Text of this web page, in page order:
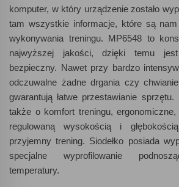
komputer, w który urządzenie zostało
tam wszystkie informacje, które są
wykonywania treningu. MP6548 to
najwyższej jakości, dzięki temu
bezpieczny. Nawet przy bardzo
odczuwalne żadne drgania czy
gwarantują łatwe przestawianie
także o komfort treningu,
regulowaną wysokością i
przyjemny trening. Siodełko posiada
specjalne wyprofilowanie
temperatury.